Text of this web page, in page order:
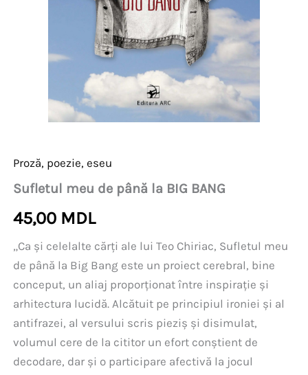
Proză, poezie, eseu
Sufletul meu de până la BIG BANG
45,00 MDL
„Ca și celelalte cărți ale lui Teo Chiriac, Sufletul meu
de până la Big Bang este un proiect cerebral, bine
conceput, un aliaj proporționat între inspirație și
arhitectura lucidă. Alcătuit pe principiul ironiei și al
antifrazei, al versului scris pieziș și disimulat,
volumul cere de la cititor un efort conștient de
decodare, dar și o participare afectivă la jocul